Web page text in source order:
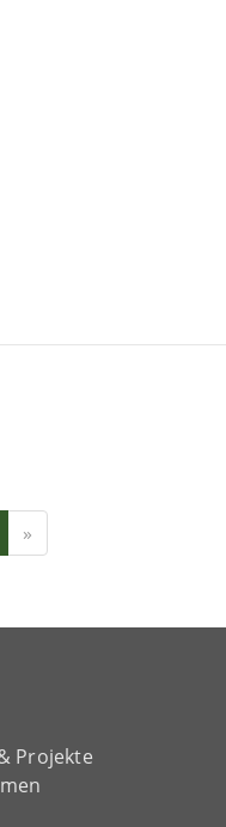
»
Projekte